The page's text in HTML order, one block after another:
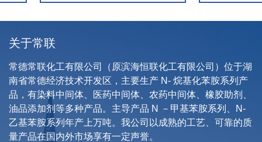
关于常联
常德常联化工有限公司
（原滨海恒联化工有限公司）位于湖
南省常德经济技术开发区，主要生产 N- 烷基化苯胺系列产
品，有染料中间体、医药中间体、农药中间体、橡胶助剂、
油品添加剂等多种产品。主导产品 N －甲基苯胺系列、N-
乙基苯胺系列年产上万吨。我公司以成熟的工艺、可靠的质
量产品在国内外市场享有一定声誉。